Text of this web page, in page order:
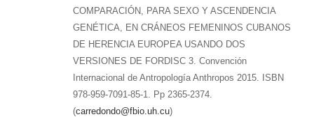
COMPARACIÓN, PARA SEXO Y ASCENDENCIA
GENÉTICA, EN CRÁNEOS FEMENINOS CUBANOS
DE HERENCIA EUROPEA USANDO DOS
VERSIONES DE FORDISC 3. Convención
Internacional de Antropología Anthropos 2015. ISBN
978-959-7091-85-1. Pp 2365-2374.
(carredondo@fbio.uh.cu)